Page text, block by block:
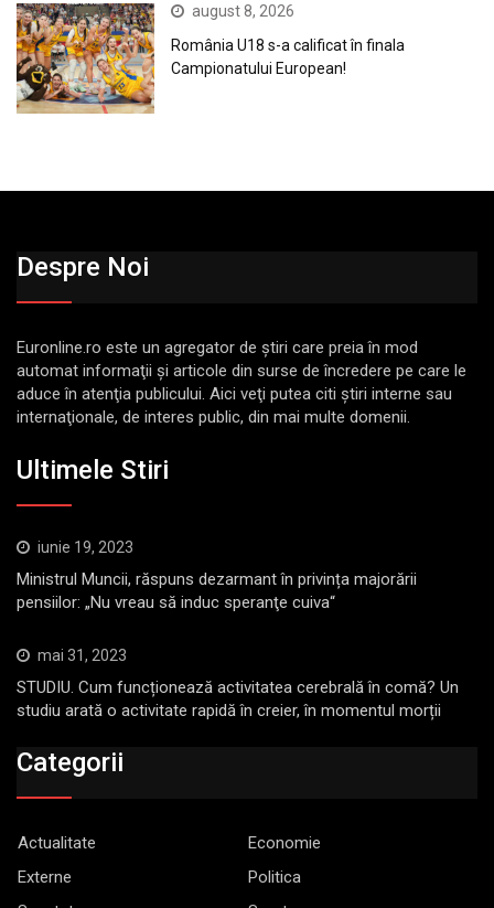
august 8, 2026
România U18 s-a calificat în finala
Campionatului European!
Despre Noi
Euronline.ro este un agregator de ştiri care preia în mod
automat informaţii şi articole din surse de încredere pe care le
aduce în atenţia publicului. Aici veţi putea citi ştiri interne sau
internaţionale, de interes public, din mai multe domenii.
Ultimele Stiri
iunie 19, 2023
Ministrul Muncii, răspuns dezarmant în privința majorării
pensiilor: „Nu vreau să induc speranţe cuiva“
mai 31, 2023
STUDIU. Cum funcționează activitatea cerebrală în comă? Un
studiu arată o activitate rapidă în creier, în momentul morții
Categorii
Actualitate
Economie
Externe
Politica